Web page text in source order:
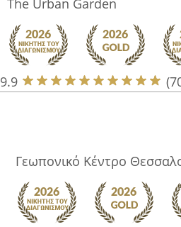
The Urban Garden
9.9
Γεωπονικό Κέντρο